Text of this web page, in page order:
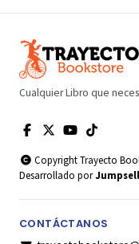
Cualquier Libro que
Copyright Trayecto
Desarrollado por
CONTÁCTANOS